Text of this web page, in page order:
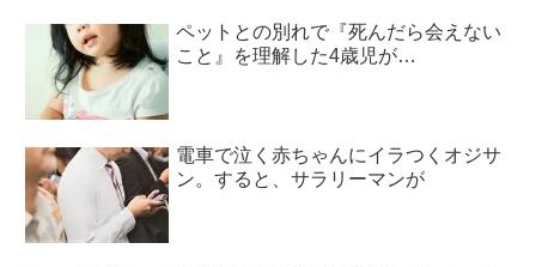
ペットとの別れで『死んだら会えない
こと』を理解した4歳児が…
電車で泣く赤ちゃんにイラつくオジサ
ン。すると、サラリーマンが